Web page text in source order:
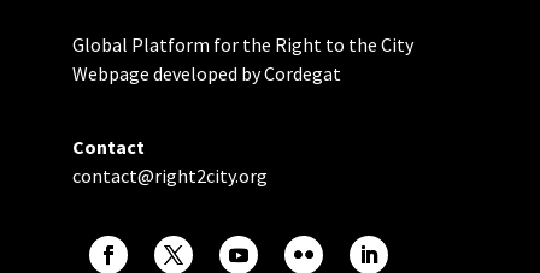
Global Platform for the Right to the City
Webpage developed by Cordegat
Contact
contact@right2city.org